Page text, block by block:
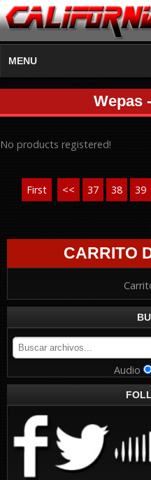
MENU
Wepas
No products registered!
First << 37 38 39
CARRITO
Audio